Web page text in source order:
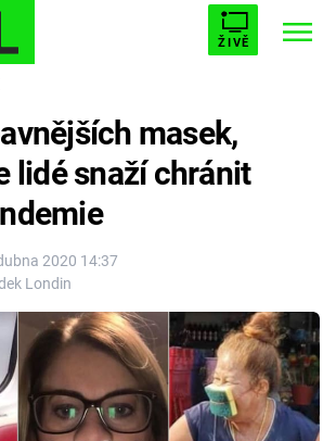
ŽIVĚ
KOTEL AVENGERS 5
2020 14:37
Londin
masek,
lidé snaží chránit